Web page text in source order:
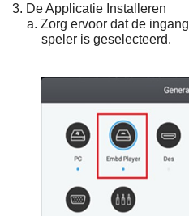
3. De Applicatie Installeren
a. Zorg ervoor dat de
speler is geselecteerd.